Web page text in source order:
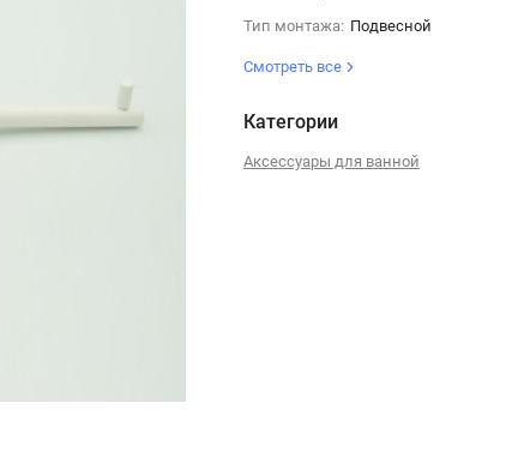
Тип монтажа: Подвесной
Смотреть все
Категории
Аксессуары для ванной